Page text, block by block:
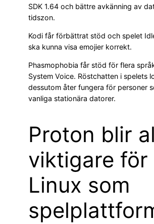
SDK 1.64 och bättre avkänning av
tidszon.
Kodi får förbättrat stöd och spelet
ska kunna visa emojier korrekt.
Phasmophobia får stöd för flera
System Voice. Röstchatten i spelets
dessutom åter fungera för personer
vanliga stationära datorer.
Proton blir
viktigare för
Linux som